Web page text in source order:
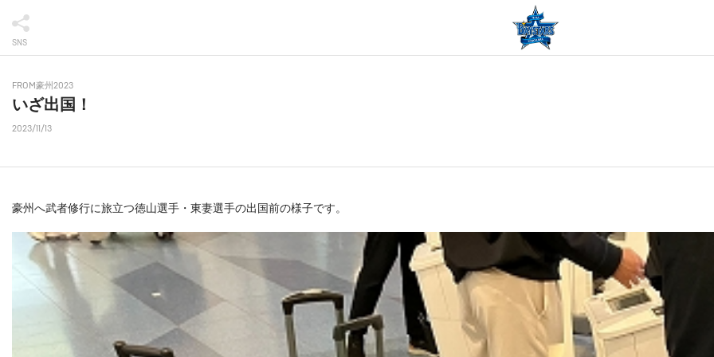
SNS
FROM豪州2023
いざ出国！
2023/11/13
豪州へ武者修行に旅立つ徳山選手・東妻選手の出国前の様子です。